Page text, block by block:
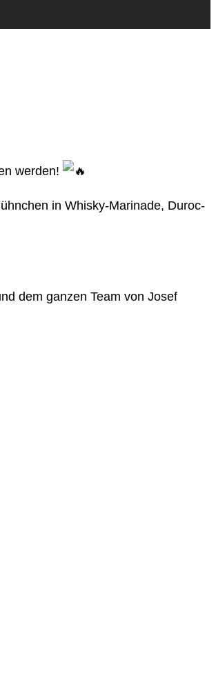
werden!
in Whisky-Marinade, Duroc-
dem ganzen Team von Josef